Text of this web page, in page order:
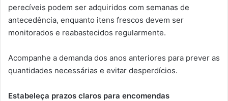
perecíveis podem ser adquiridos com semanas de
antecedência, enquanto itens frescos devem ser
monitorados e reabastecidos regularmente.
Acompanhe a demanda dos anos anteriores para prever as
quantidades necessárias e evitar desperdícios.
Estabeleça prazos claros para encomendas